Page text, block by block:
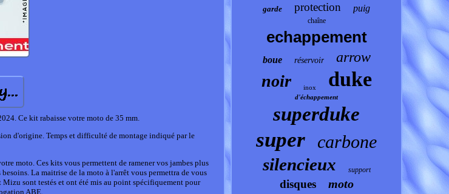
Ce kit rabaisse votre moto de 35 mm.
d'origine. Temps et difficulté de montage indiqué par le
moto. Ces kits vous permettent de ramener vos jambes plus
La maitrise de la moto à l'arrêt vous permettra de vous
sont testés et ont été mis au point spécifiquement pour
ABE.
garde protection puig
chaîne
echappement
boue réservoir arrow
noir inox duke
d'échappement
superduke
super carbone
silencieux support
disques moto